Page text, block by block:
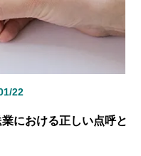
22
における正しい点呼と